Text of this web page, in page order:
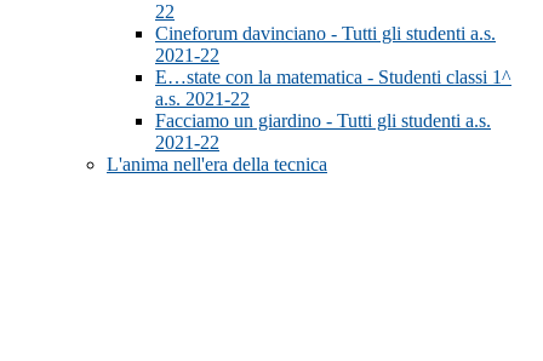
22
Cineforum davinciano - Tutti gli studenti a.s.
2021-22
E…state con la matematica - Studenti classi 1^
a.s. 2021-22
Facciamo un giardino - Tutti gli studenti a.s.
2021-22
L'anima nell'era della tecnica